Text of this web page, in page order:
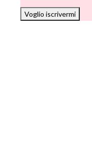
Voglio iscrivermi